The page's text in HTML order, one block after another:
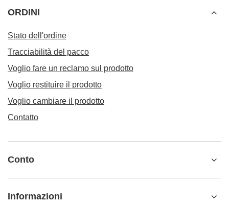
ORDINI
Stato dell'ordine
Tracciabilità del pacco
Voglio fare un reclamo sul prodotto
Voglio restituire il prodotto
Voglio cambiare il prodotto
Contatto
Conto
Informazioni